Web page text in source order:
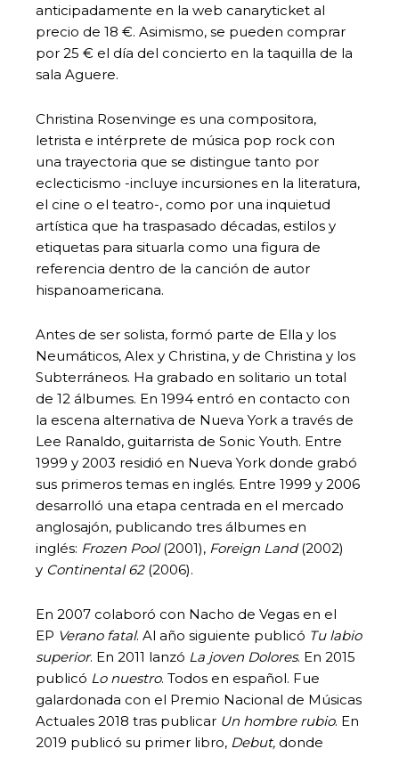
anticipadamente en la web canaryticket al
precio de 18 €. Asimismo, se pueden comprar
por 25 € el día del concierto en la taquilla de la
sala Aguere.
Christina Rosenvinge es una compositora,
letrista e intérprete de música pop rock con
una trayectoria que se distingue tanto por
eclecticismo -incluye incursiones en la literatura,
el cine o el teatro-, como por una inquietud
artística que ha traspasado décadas, estilos y
etiquetas para situarla como una figura de
referencia dentro de la canción de autor
hispanoamericana.
Antes de ser solista, formó parte de Ella y los
Neumáticos, Alex y Christina, y de Christina y los
Subterráneos. Ha grabado en solitario un total
de 12 álbumes. En 1994 entró en contacto con
la escena alternativa de Nueva York a través de
Lee Ranaldo, guitarrista de Sonic Youth. Entre
1999 y 2003 residió en Nueva York donde grabó
sus primeros temas en inglés. Entre 1999 y 2006
desarrolló una etapa centrada en el mercado
anglosajón, publicando tres álbumes en
inglés: Frozen Pool(2001), Foreign Land(2002)
y Continental 62(2006).
En 2007 colaboró con Nacho de Vegas en el
EP Verano fatal. Al año siguiente publicó Tu labio
superior. En 2011 lanzó La joven Dolores. En 2015
publicó Lo nuestro. Todos en español. Fue
galardonada con el Premio Nacional de Músicas
Actuales 2018 tras publicar Un hombre rubio. En
2019 publicó su primer libro, Debut, donde